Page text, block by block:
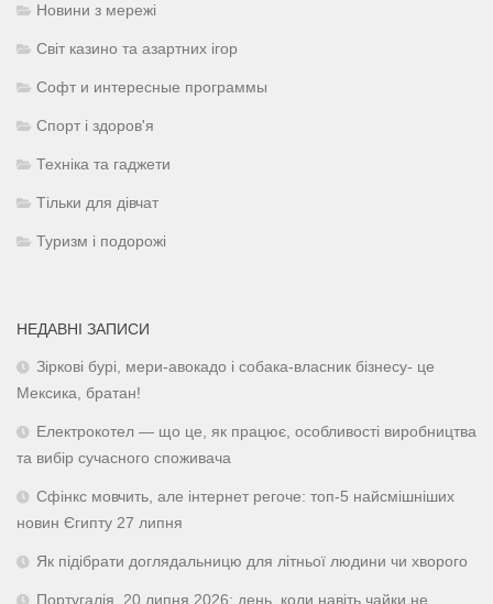
Новини з мережі
Світ казино та азартних ігор
Софт и интересные программы
Спорт і здоров'я
Техніка та гаджети
Тільки для дівчат
Туризм і подорожі
НЕДАВНІ ЗАПИСИ
Зіркові бурі, мери-авокадо і собака-власник бізнесу- це
Мексика, братан!
Електрокотел — що це, як працює, особливості виробництва
та вибір сучасного споживача
Сфінкс мовчить, але інтернет регоче: топ-5 найсмішніших
новин Єгипту 27 липня
Як підібрати доглядальницю для літньої людини чи хворого
Португалія, 20 липня 2026: день, коли навіть чайки не